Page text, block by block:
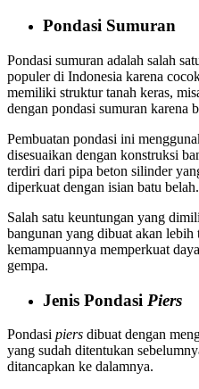
Pondasi Sumuran
Pondasi sumuran adalah salah
populer di Indonesia karena
memiliki struktur tanah keras,
dengan pondasi sumuran karena
Pembuatan pondasi ini
disesuaikan dengan konstruksi
terdiri dari pipa beton silinder
diperkuat dengan isian batu belah.
Salah satu keuntungan yang
bangunan yang dibuat akan lebih
kemampuannya memperkuat
gempa.
Jenis Pondasi Piers
Pondasi piers dibuat dengan
yang sudah ditentukan
ditancapkan ke dalamnya.